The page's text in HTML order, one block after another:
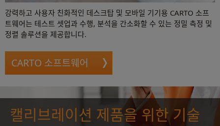
강력하고 사용자 친화적인 데스크탑 및 모바일 기기용 CARTO 소프
트웨어는 테스트 셋업과 수행, 분석을 간소화할 수 있는 정밀 측정 및
정렬 솔루션을 제공합니다.
CARTO 소프트웨어
캘리브레이션 제품을 위한 기술